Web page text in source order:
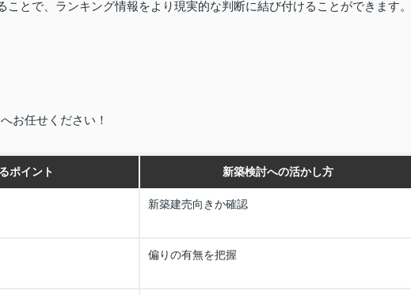
ことで、ランキング情報をより現実的な判断に結び付けることができます。
お任せください！
ポイント 新築検討への活かし方
新築建売向きか確認
偏りの有無を把握